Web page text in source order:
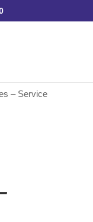
– Service